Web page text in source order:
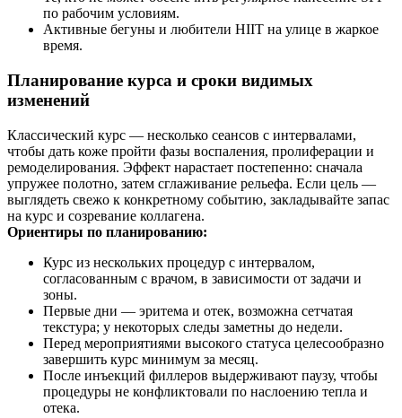
по рабочим условиям.
Активные бегуны и любители HIIT на улице в жаркое
время.
Планирование курса и сроки видимых
изменений
Классический курс — несколько сеансов с интервалами,
чтобы дать коже пройти фазы воспаления, пролиферации и
ремоделирования. Эффект нарастает постепенно: сначала
упружее полотно, затем сглаживание рельефа. Если цель —
выглядеть свежо к конкретному событию, закладывайте запас
на курс и созревание коллагена.
Ориентиры по планированию:
Курс из нескольких процедур с интервалом,
согласованным с врачом, в зависимости от задачи и
зоны.
Первые дни — эритема и отек, возможна сетчатая
текстура; у некоторых следы заметны до недели.
Перед мероприятиями высокого статуса целесообразно
завершить курс минимум за месяц.
После инъекций филлеров выдерживают паузу, чтобы
процедуры не конфликтовали по наслоению тепла и
отека.